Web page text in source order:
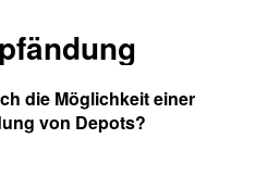
die Möglichkeit einer
von Depots?